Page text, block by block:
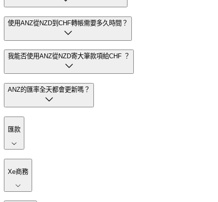
使用ANZ從NZD到CHF轉帳需要多久時間？
我能否使用ANZ從NZD寄大筆款項給CHF ？
ANZ的匯率全天都會更新嗎？
匯款
Xe商務